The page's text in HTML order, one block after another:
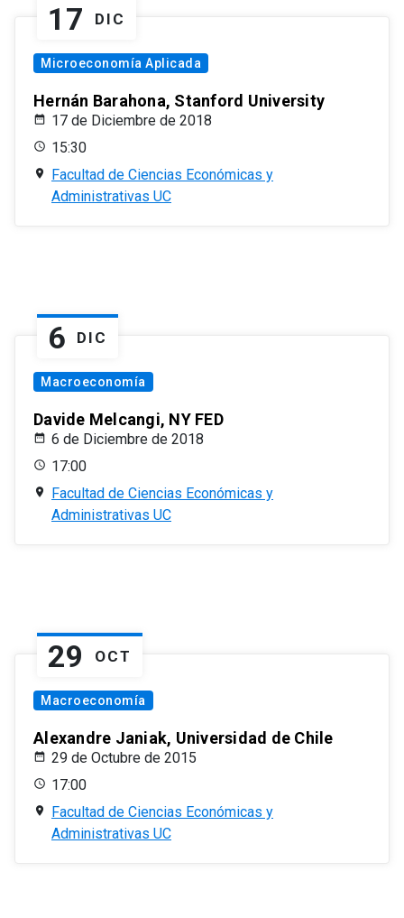
17 DIC
Microeconomía Aplicada
Hernán Barahona, Stanford University
17 de Diciembre de 2018
15:30
Facultad de Ciencias Económicas y
Administrativas UC
6 DIC
Macroeconomía
Davide Melcangi, NY FED
6 de Diciembre de 2018
17:00
Facultad de Ciencias Económicas y
Administrativas UC
29 OCT
Macroeconomía
Alexandre Janiak, Universidad de Chile
29 de Octubre de 2015
17:00
Facultad de Ciencias Económicas y
Administrativas UC